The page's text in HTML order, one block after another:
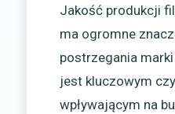
Jakość produkcji
ma ogromne
postrzegania
jest kluczowym
wpływającym na